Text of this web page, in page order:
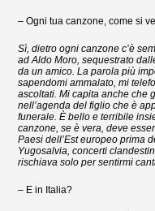
– Ogni tua canzone, come si
Sì, dietro ogni canzone c’è
ad Aldo Moro, sequestrato
da un amico. La parola più
sapendomi ammalato, mi
ascoltati. Mi capita anche che
nell’agenda del figlio che è
funerale. È bello e terribile
canzone, se è vera, deve
Paesi dell’Est europeo prima
Yugosalvia, concerti
rischiava solo per sentirmi
– E in Italia?